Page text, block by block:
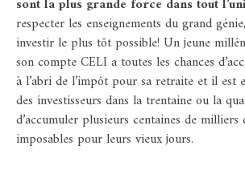
sont la plus grande force dans tout
respecter les enseignements du grand
investir le plus tôt possible! Un jeune
son compte CELI a toutes les chances
à l’abri de l’impôt pour sa retraite et il est
des investisseurs dans la trentaine ou la
d’accumuler plusieurs centaines de
imposables pour leurs vieux jours.